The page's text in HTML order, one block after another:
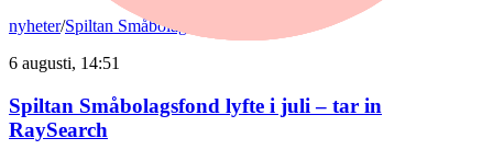
nyheter/Spiltan Småbolagsfond
6 augusti, 14:51
Spiltan Småbolagsfond lyfte i juli – tar in
RaySearch